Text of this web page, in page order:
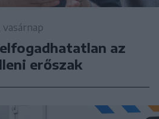
vasárnap
az
erőszak